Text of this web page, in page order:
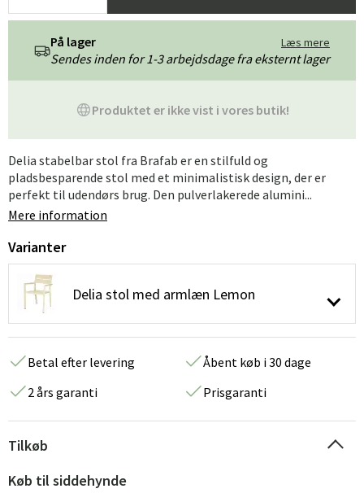
Produktet er ikke vist i vores butik!
På lager Læs mere
Sendes inden for 1-3 arbejdsdage fra eksternt lager
Delia stabelbar stol fra Brafab er en stilfuld og
pladsbesparende stol med et minimalistisk design, der er
perfekt til udendørs brug. Den pulverlakerede alumini...
Mere information
Varianter
Delia stol med armlæn Lemon
Betal efter levering
Åbent køb i 30 dage
2 års garanti
Prisgaranti
Tilkøb
Køb til siddehynde